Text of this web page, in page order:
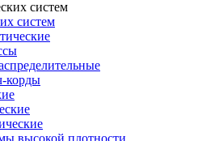
систем
корды
высокой плотности